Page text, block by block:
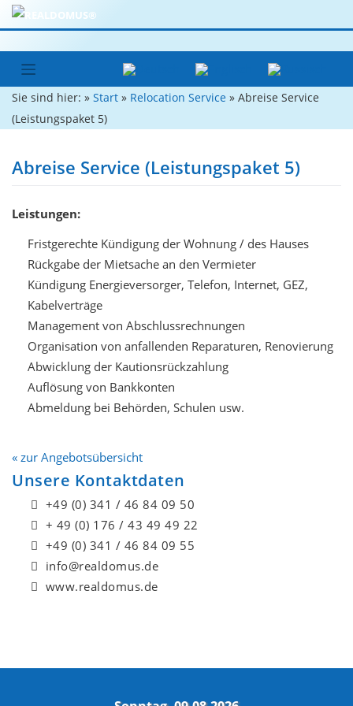
Zum
Inhalt
springen
Sie sind hier: » Start » Relocation Service » Abreise Service
(Leistungspaket 5)
Abreise Service (Leistungspaket 5)
Leistungen:
Fristgerechte Kündigung der Wohnung / des Hauses
Rückgabe der Mietsache an den Vermieter
Kündigung Energieversorger, Telefon, Internet, GEZ,
Kabelverträge
Management von Abschlussrechnungen
Organisation von anfallenden Reparaturen, Renovierung
Abwicklung der Kautionsrückzahlung
Auflösung von Bankkonten
Abmeldung bei Behörden, Schulen usw.
« zur Angebotsübersicht
Unsere Kontaktdaten
+49 (0) 341 / 46 84 09 50
+ 49 (0) 176 / 43 49 49 22
+49 (0) 341 / 46 84 09 55
info@realdomus.de
www.realdomus.de